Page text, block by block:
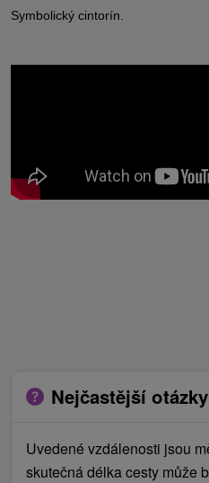
Symbolický cintorín.
Nejčastější
Uvedené vzdálenosti jsou
skutečná délka cesty může